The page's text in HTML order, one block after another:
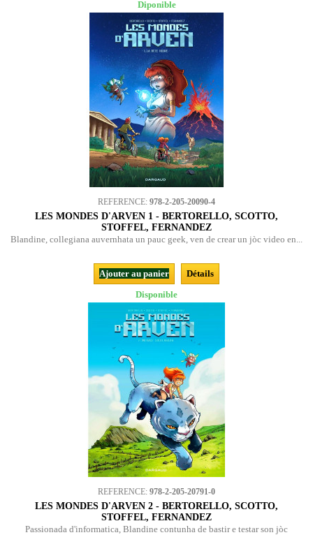
Diponible
REFERENCE: 978-2-205-20090-4
LES MONDES D'ARVEN 1 - BERTORELLO, SCOTTO,
STOFFEL, FERNANDEZ
Blandine, collegiana auvernhata un pauc geek, ven de crear un jòc video en...
Ajouter au panier
Détails
Disponible
REFERENCE: 978-2-205-20791-0
LES MONDES D'ARVEN 2 - BERTORELLO, SCOTTO,
STOFFEL, FERNANDEZ
Passionada d'informatica, Blandine contunha de bastir e testar son jòc